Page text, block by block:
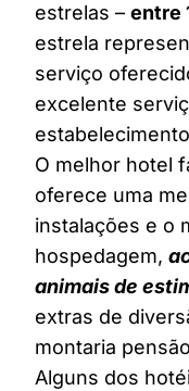
estrelas – entre
estrela
serviço
excelente
O melhor hotel
oferece uma
instalações e o
hospedagem,
animais de
extras de
montaria
Alguns dos